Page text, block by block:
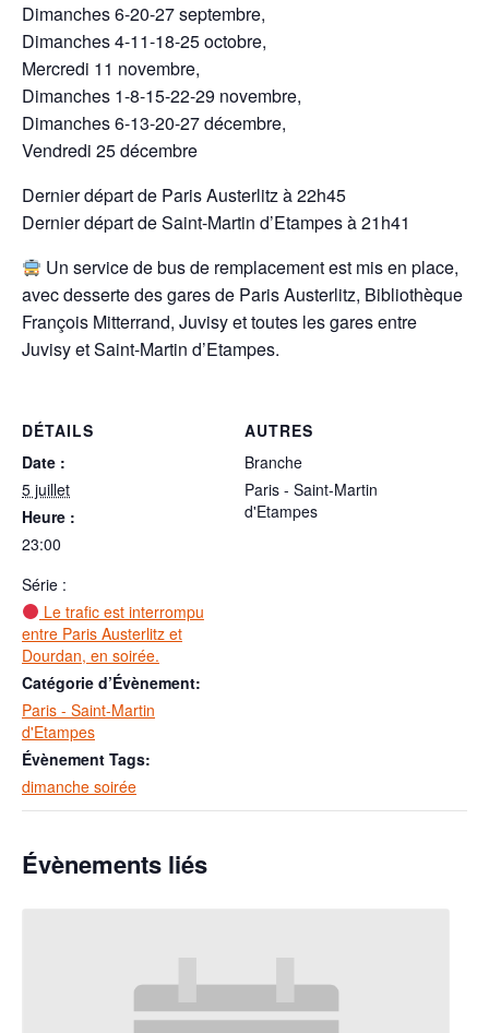
Dimanches 6-20-27 septembre,
Dimanches 4-11-18-25 octobre,
Mercredi 11 novembre,
Dimanches 1-8-15-22-29 novembre,
Dimanches 6-13-20-27 décembre,
Vendredi 25 décembre
Dernier départ de Paris Austerlitz à 22h45
Dernier départ de Saint-Martin d’Etampes à 21h41
Un service de bus de remplacement est mis en place,
avec desserte des gares de Paris Austerlitz, Bibliothèque
François Mitterrand, Juvisy et toutes les gares entre
Juvisy et Saint-Martin d’Etampes.
DÉTAILS
Date :
5 juillet
Heure :
23:00
Série :
Le trafic est interrompu
entre Paris Austerlitz et
Dourdan, en soirée.
Catégorie d’Évènement:
Paris - Saint-Martin
d'Etampes
Évènement Tags:
dimanche soirée
AUTRES
Branche
Paris - Saint-Martin
d'Etampes
Évènements liés